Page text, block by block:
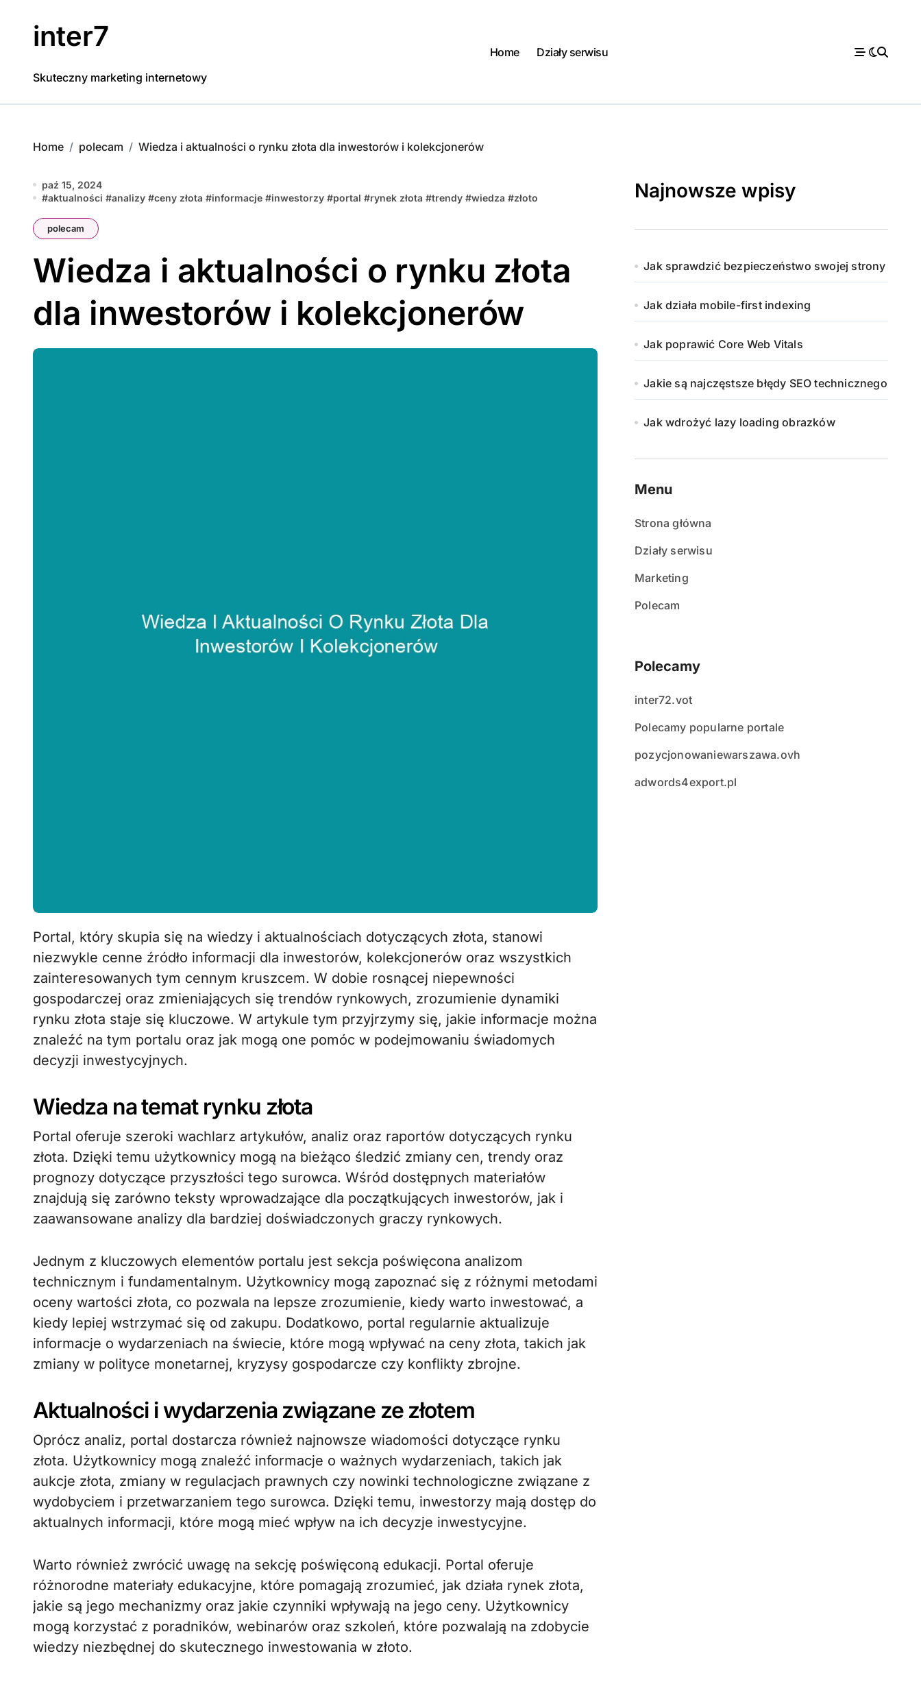
inter7
Skuteczny marketing internetowy
Home Działy serwisu
Home polecam Wiedza i aktualności o rynku złota dla inwestorów i kolekcjonerów
paź 15, 2024
#aktualności #analizy #ceny złota #informacje #inwestorzy #portal #rynek złota #trendy #wiedza #złoto
polecam
Wiedza i aktualności o rynku złota
dla inwestorów i kolekcjonerów
Portal, który skupia się na wiedzy i aktualnościach dotyczących złota, stanowi
niezwykle cenne źródło informacji dla inwestorów, kolekcjonerów oraz wszystkich
zainteresowanych tym cennym kruszcem. W dobie rosnącej niepewności
gospodarczej oraz zmieniających się trendów rynkowych, zrozumienie dynamiki
rynku złota staje się kluczowe. W artykule tym przyjrzymy się, jakie informacje można
znaleźć na tym portalu oraz jak mogą one pomóc w podejmowaniu świadomych
decyzji inwestycyjnych.
Wiedza na temat rynku złota
Portal oferuje szeroki wachlarz artykułów, analiz oraz raportów dotyczących rynku
złota. Dzięki temu użytkownicy mogą na bieżąco śledzić zmiany cen, trendy oraz
prognozy dotyczące przyszłości tego surowca. Wśród dostępnych materiałów
znajdują się zarówno teksty wprowadzające dla początkujących inwestorów, jak i
zaawansowane analizy dla bardziej doświadczonych graczy rynkowych.
Jednym z kluczowych elementów portalu jest sekcja poświęcona analizom
technicznym i fundamentalnym. Użytkownicy mogą zapoznać się z różnymi metodami
oceny wartości złota, co pozwala na lepsze zrozumienie, kiedy warto inwestować, a
kiedy lepiej wstrzymać się od zakupu. Dodatkowo, portal regularnie aktualizuje
informacje o wydarzeniach na świecie, które mogą wpływać na ceny złota, takich jak
zmiany w polityce monetarnej, kryzysy gospodarcze czy konflikty zbrojne.
Aktualności i wydarzenia związane ze złotem
Oprócz analiz, portal dostarcza również najnowsze wiadomości dotyczące rynku
złota. Użytkownicy mogą znaleźć informacje o ważnych wydarzeniach, takich jak
aukcje złota, zmiany w regulacjach prawnych czy nowinki technologiczne związane z
wydobyciem i przetwarzaniem tego surowca. Dzięki temu, inwestorzy mają dostęp do
aktualnych informacji, które mogą mieć wpływ na ich decyzje inwestycyjne.
Warto również zwrócić uwagę na sekcję poświęconą edukacji. Portal oferuje
różnorodne materiały edukacyjne, które pomagają zrozumieć, jak działa rynek złota,
jakie są jego mechanizmy oraz jakie czynniki wpływają na jego ceny. Użytkownicy
mogą korzystać z poradników, webinarów oraz szkoleń, które pozwalają na zdobycie
wiedzy niezbędnej do skutecznego inwestowania w złoto.
Najnowsze wpisy
Jak sprawdzić bezpieczeństwo swojej strony
Jak działa mobile-first indexing
Jak poprawić Core Web Vitals
Jakie są najczęstsze błędy SEO technicznego
Jak wdrożyć lazy loading obrazków
Menu
Strona główna
Działy serwisu
Marketing
Polecam
Polecamy
inter72.vot
Polecamy popularne portale
pozycjonowaniewarszawa.ovh
adwords4export.pl